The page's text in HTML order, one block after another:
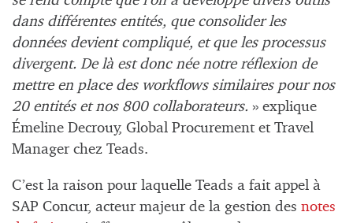
dans différentes entités, que consolider les
données devient compliqué, et que les processus
divergent. De là est donc née notre réflexion de
mettre en place des workflows similaires pour nos
20 entités et nos 800 collaborateurs. » explique
Émeline Decrouy, Global Procurement et Travel
Manager chez Teads.
C’est la raison pour laquelle Teads a fait appel à
SAP Concur, acteur majeur de la gestion des notes